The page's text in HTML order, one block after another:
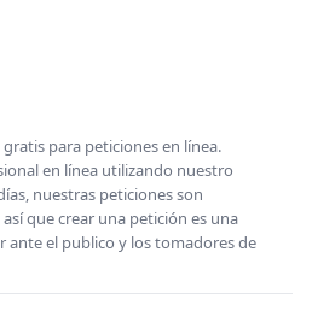
para peticiones en línea.
en línea utilizando nuestro
nuestras peticiones son
que crear una petición es una
ante el publico y los tomadores de